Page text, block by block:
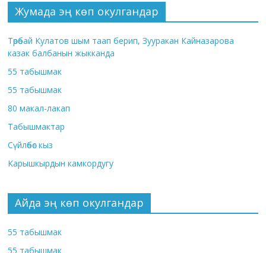
Жумада эң көп окулгандар
Төрөбай Кулатов шым таап берип, Зууракан Кайназарова
казак балбанын жыкканда
55 табышмак
55 табышмак
80 макал-лакап
Табышмактар
Сүйлөбөс кыз
Карышкырдын камкордугу
Айда эң көп окулгандар
55 табышмак
55 табышмак